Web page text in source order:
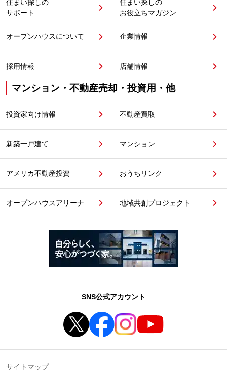
住まい探しの
サポート
住まい探しの
お役立ちマガジン
オープンハウスについて 企業情報
採用情報 店舗情報
マンション・不動産売却・投資用・他
投資家向け情報 不動産買取
新築一戸建て マンション
アメリカ不動産投資 おうちリンク
オープンハウスアリーナ 地域共創プロジェクト
SNS公式アカウント
サイトマップ